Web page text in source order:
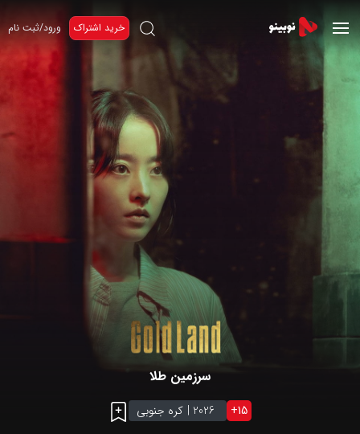
خرید اشتراک ورود/ثبت نام
سرزمین طلا
15
+
2026
| کره جنوبی